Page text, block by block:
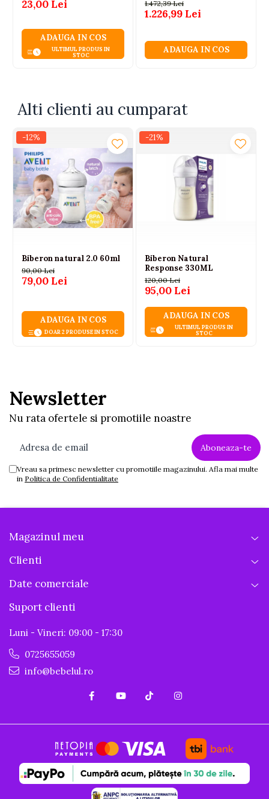
23,00 Lei
ADAUGA IN COS
ULTIMUL PRODUS IN
STOC
1.472,39 Lei
1.226,99 Lei
ADAUGA IN COS
Alti clienti au cumparat
-12%
Biberon natural 2.0 60ml
90,00 Lei
79,00 Lei
ADAUGA IN COS
DOAR 2 PRODUSE IN STOC
-21%
Biberon Natural
Response 330ML
120,00 Lei
95,00 Lei
ADAUGA IN COS
ULTIMUL PRODUS IN
STOC
Newsletter
Nu rata ofertele si promotiile noastre
Vreau sa primesc newsletter cu promotiile magazinului. Afla mai multe
in Politica de Confidentialitate
Magazinul meu
Clienti
Date comerciale
Suport clienti
Luni - Vineri: 09:00 - 17:30
0725655059
info@bebelul.ro